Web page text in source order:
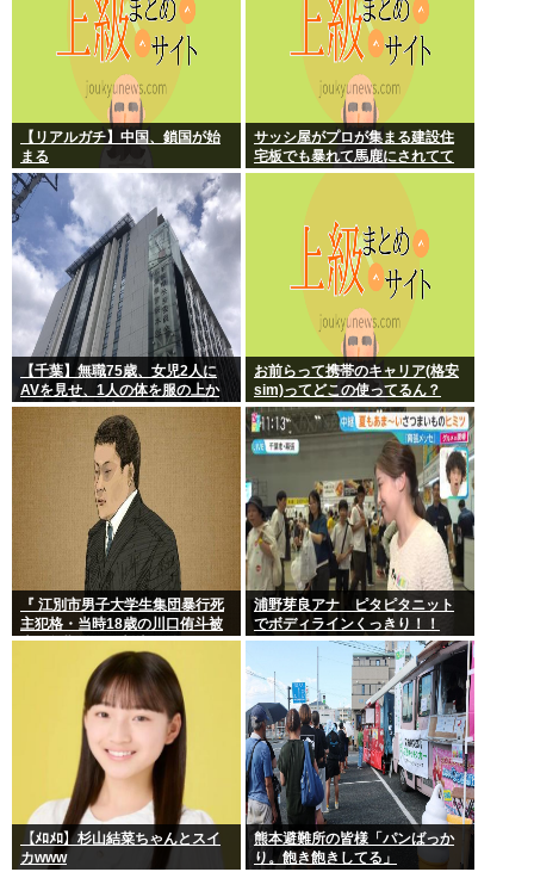
【リアルガチ】中国、鎖国が始
まる
サッシ屋がプロが集まる建設住
宅板でも暴れて馬鹿にされてて
ワロタw
【千葉】無職75歳、女児2人に
AVを見せ、1人の体を服の上か
ら触る「服の上からぺろっと触
ったと思う」
お前らって携帯のキャリア(格安
sim)ってどこの使ってるん？
『 江別市男子大学生集団暴行死
主犯格・当時18歳の川口侑斗被
告に無期懲役の判決』 昨日この
スレ立ってた？
浦野芽良アナ ピタピタニット
でボディラインくっきり！！
【ﾒﾛﾒﾛ】杉山結菜ちゃんとスイ
カwww
熊本避難所の皆様「パンばっか
り。飽き飽きしてる」